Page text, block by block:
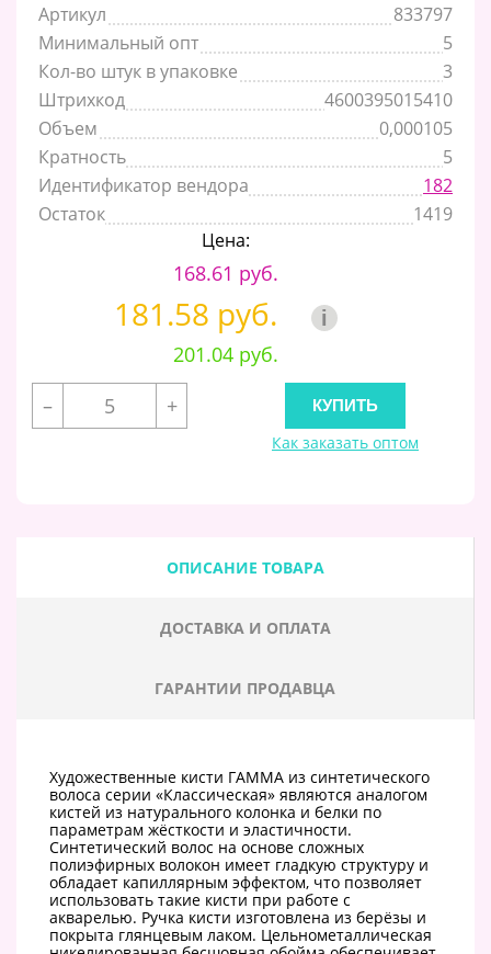
Артикул
833797
Минимальный опт
5
Кол-во штук в упаковке
3
Штрихкод
4600395015410
Объем
0,000105
Кратность
5
Идентификатор вендора
182
Остаток
1419
Цена:
168.61 руб.
181.58 руб. i
201.04 руб.
–
+
Как заказать оптом
ОПИСАНИЕ ТОВАРА
ДОСТАВКА И ОПЛАТА
ГАРАНТИИ ПРОДАВЦА
Художественные кисти ГАММА из синтетического
волоса серии «Классическая» являются аналогом
кистей из натурального колонка и белки по
параметрам жёсткости и эластичности.
Синтетический волос на основе сложных
полиэфирных волокон имеет гладкую структуру и
обладает капиллярным эффектом, что позволяет
использовать такие кисти при работе с
акварелью. Ручка кисти изготовлена из берёзы и
покрыта глянцевым лаком. Цельнометаллическая